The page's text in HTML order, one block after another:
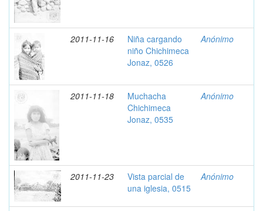
2011-11-16
Niña cargando
niño Chichimeca
Jonaz, 0526
Anónimo
2011-11-18
Muchacha
Chichimeca
Jonaz, 0535
Anónimo
2011-11-23
Vista parcial de
una iglesia, 0515
Anónimo